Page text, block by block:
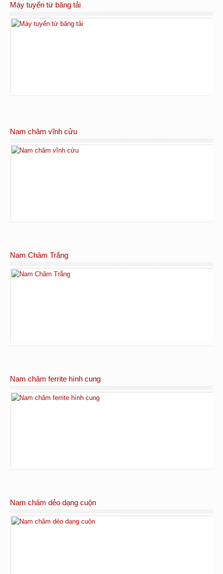
Máy tuyển từ băng tải
Nam châm vĩnh cửu
Nam Châm Trắng
Nam châm ferrite hình cung
Nam châm dẻo dạng cuộn